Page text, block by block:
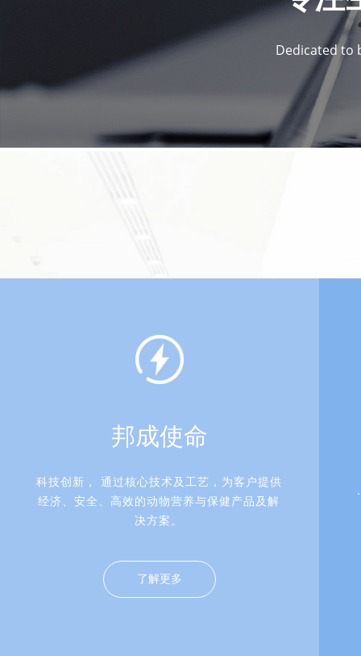
Dedicated to
邦成使命
科技创新， 通过核心技术及工艺，为客户提供
经济、安全、高效的动物营养与保健产品及解
决方案。
了解更多